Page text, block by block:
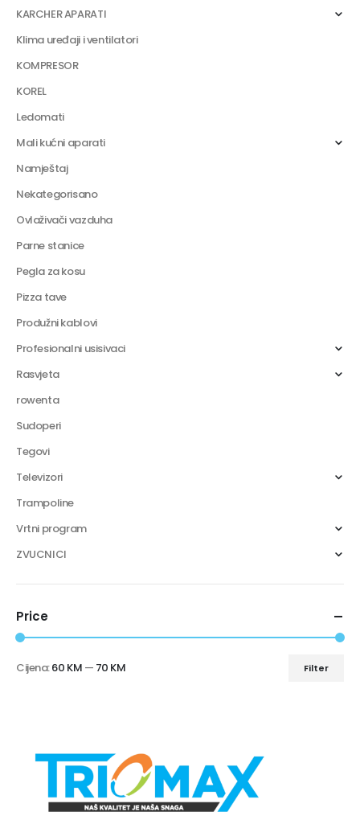
KARCHER APARATI
Klima uređaji i ventilatori
KOMPRESOR
KOREL
Ledomati
Mali kućni aparati
Namještaj
Nekategorisano
Ovlaživači vazduha
Parne stanice
Pegla za kosu
Pizza tave
Produžni kablovi
Profesionalni usisivaci
Rasvjeta
rowenta
Sudoperi
Tegovi
Televizori
Trampoline
Vrtni program
ZVUCNICI
Price
Filter
Cijena:60 KM — 70 KM